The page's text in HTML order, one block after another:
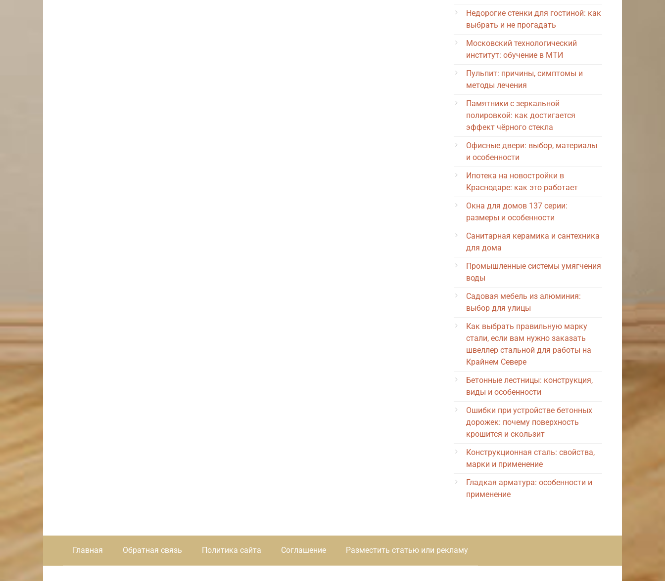
Недорогие стенки для гостиной: как
выбрать и не прогадать
Московский технологический
институт: обучение в МТИ
Пульпит: причины, симптомы и
методы лечения
Памятники с зеркальной
полировкой: как достигается
эффект чёрного стекла
Офисные двери: выбор, материалы
и особенности
Ипотека на новостройки в
Краснодаре: как это работает
Окна для домов 137 серии:
размеры и особенности
Санитарная керамика и сантехника
для дома
Промышленные системы умягчения
воды
Садовая мебель из алюминия:
выбор для улицы
Как выбрать правильную марку
стали, если вам нужно заказать
швеллер стальной для работы на
Крайнем Севере
Бетонные лестницы: конструкция,
виды и особенности
Ошибки при устройстве бетонных
дорожек: почему поверхность
крошится и скользит
Конструкционная сталь: свойства,
марки и применение
Гладкая арматура: особенности и
применение
Главная Обратная связь Политика сайта Соглашение Разместить статью или рекламу